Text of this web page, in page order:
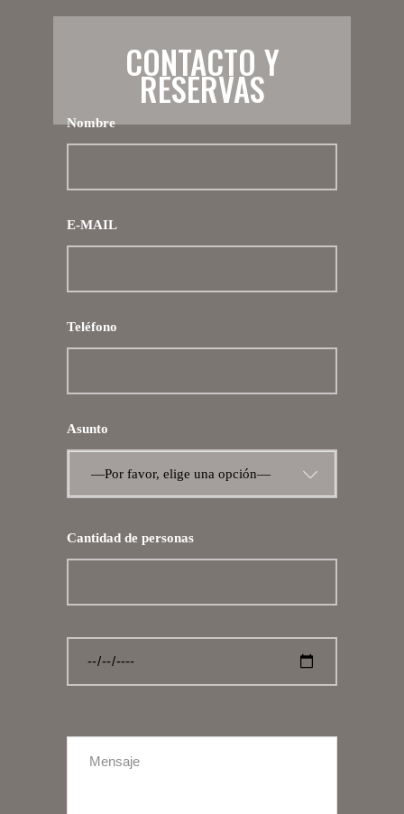
CONTACTO Y
RESERVAS
Nombre
E-MAIL
Teléfono
Asunto
—Por favor, elige una opción—
Cantidad de personas